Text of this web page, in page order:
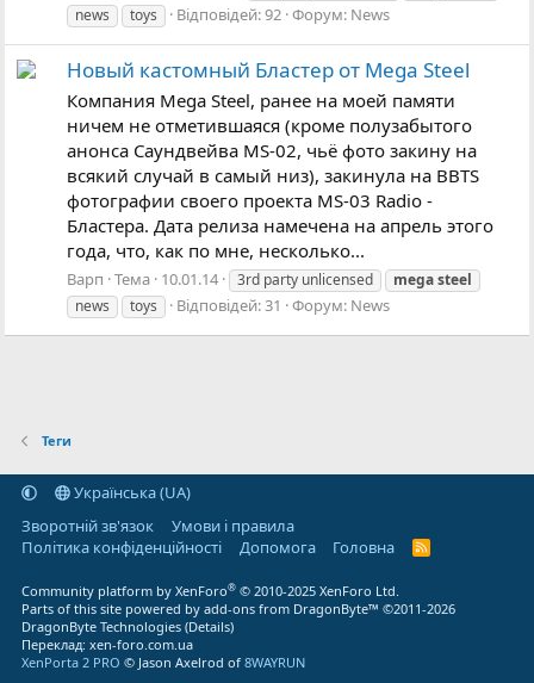
news
toys Відповідей: 92 Форум: News
Новый кастомный Бластер от Mega Steel
Компания Mega Steel, ранее на моей памяти
ничем не отметившаяся (кроме полузабытого
анонса Саундвейва MS-02, чьё фото закину на
всякий случай в самый низ), закинула на BBTS
фотографии своего проекта MS-03 Radio -
Бластера. Дата релиза намечена на апрель этого
года, что, как по мне, несколько...
Варп Тема 10.01.14 3rd party unlicensed mega steel
news
toys Відповідей: 31 Форум: News
Теги
Українська (UA)
Зворотній зв'язок
Умови і правила
Політика конфіденційності
Дoпoмoга Головна
R
Community platform by XenForo® © 2010-2025 XenForo Ltd.
Parts of this site powered byadd-ons from DragonByte™ ©2011-2026
DragonByte Technologies (Details)
Переклад:xen-foro.com.ua
XenPorta 2 PRO © Jason Axelrod of8WAYRUN